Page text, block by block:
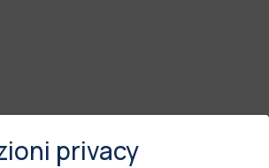
privacy